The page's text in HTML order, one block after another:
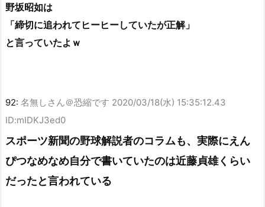
野坂昭如は
「締切に追われてヒーヒーしていたが正解」
と言っていたよｗ
92: 名無しさん＠恐縮です 2020/03/18(水) 15:35:12.43
ID:mIDKJ3ed0
スポーツ新聞の野球解説者のコラムも、実際にえん
ぴつなめなめ自分で書いていたのは近藤貞雄くらい
だったと言われている